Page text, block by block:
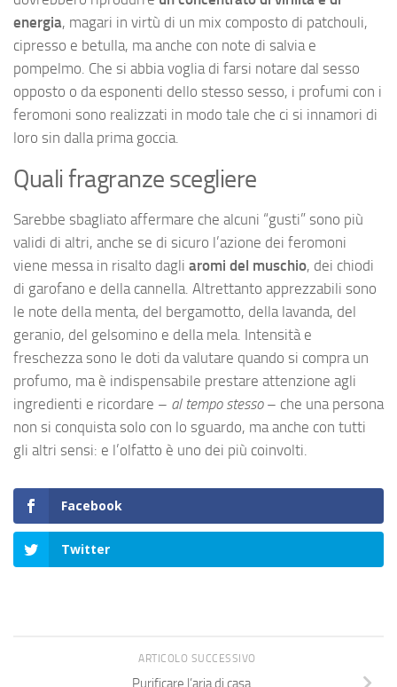
energia, magari in virtù di un mix composto di patchouli,
cipresso e betulla, ma anche con note di salvia e
pompelmo. Che si abbia voglia di farsi notare dal sesso
opposto o da esponenti dello stesso sesso, i profumi con i
feromoni sono realizzati in modo tale che ci si innamori di
loro sin dalla prima goccia.
Quali fragranze scegliere
Sarebbe sbagliato affermare che alcuni “gusti” sono più
validi di altri, anche se di sicuro l’azione dei feromoni
viene messa in risalto dagli aromi del muschio, dei chiodi
di garofano e della cannella. Altrettanto apprezzabili sono
le note della menta, del bergamotto, della lavanda, del
geranio, del gelsomino e della mela. Intensità e
freschezza sono le doti da valutare quando si compra un
profumo, ma è indispensabile prestare attenzione agli
ingredienti e ricordare – al tempo stesso– che una persona
non si conquista solo con lo sguardo, ma anche con tutti
gli altri sensi: e l’olfatto è uno dei più coinvolti.
Facebook
Twitter
ARTICOLO SUCCESSIVO